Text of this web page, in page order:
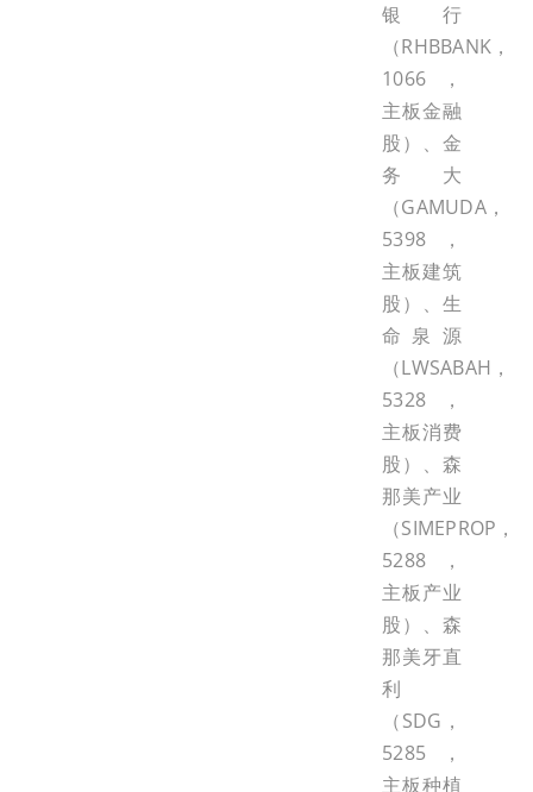
银行
（RHBBANK，
1066，
主板金融
股）、金
务大
（GAMUDA，
5398，
主板建筑
股）、生
命泉源
（LWSABAH，
5328，
主板消费
股）、森
那美产业
（SIMEPROP，
5288，
主板产业
股）、森
那美牙直
利
（SDG，
5285，
主板种植